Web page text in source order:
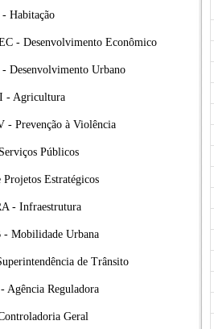
Habitação
- Desenvolvimento Econômico
Desenvolvimento Urbano
- Agricultura
- Prevenção à Violência
Públicos
Projetos Estratégicos
- Infraestrutura
- Mobilidade Urbana
de Trânsito
Agência Reguladora
Geral